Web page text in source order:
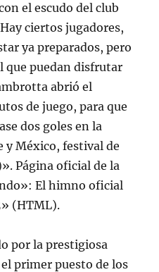
el escudo del club
ciertos jugadores,
ya preparados, pero
que puedan disfrutar
abrió el
de juego, para que
dos goles en la
y México, festival de
Página oficial de la
El himno oficial
(HTML).
por la prestigiosa
primer puesto de los